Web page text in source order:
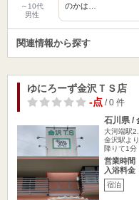
～10代
男性
のかは…
関連情報から探す
ゆにろーず金沢ＴＳ店
-点/ 0 件
石川県 /
大河端駅
金沢駅よ
降りて1分
営業時間
入浴料金
宿泊